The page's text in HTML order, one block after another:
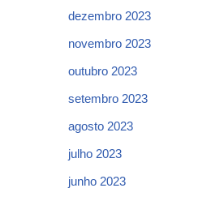
dezembro 2023
novembro 2023
outubro 2023
setembro 2023
agosto 2023
julho 2023
junho 2023